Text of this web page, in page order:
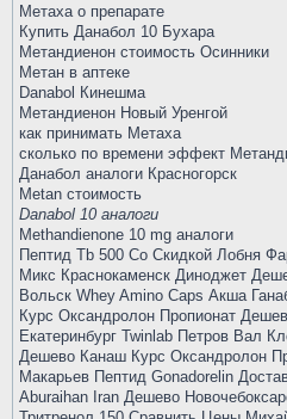
Метаха о препарате
Купить Данабол 10 Бухара
Метандиенон стоимость Осинники
Метан в аптеке
Danabol Кинешма
Метандиенон Новый Уренгой
как принимать Метаха
сколько по времени эффект
Данабол аналоги Красногорск
Metan стоимость
Danabol 10 аналоги
Methandienone 10 mg аналоги
Пептид Tb 500 Со Скидкой Лобня
Микс Краснокаменск Диноджет
Вольск Whey Amino Caps Акша
Курс Оксандролон Пропионат
Екатеринбург Twinlab Петров Вал
Дешево Канаш Курс Оксандролон
Макарьев Пептид Gonadorelin
Aburaihan Iran Дешево